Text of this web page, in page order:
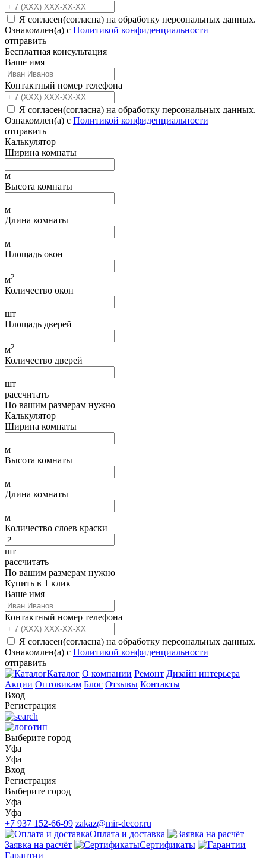
Я согласен(согласна) на обработку персональных данных.
Ознакомлен(а) с Политикой конфиденциальности
отправить
Бесплатная консультация
Ваше имя
Контактный номер телефона
Я согласен(согласна) на обработку персональных данных.
Ознакомлен(а) с Политикой конфиденциальности
отправить
Калькулятор
Ширина комнаты
м
Высота комнаты
м
Длина комнаты
м
Площадь окон
м2
Количество окон
шт
Площадь дверей
м2
Количество дверей
шт
рассчитать
По вашим размерам нужно
Калькулятор
Ширина комнаты
м
Высота комнаты
м
Длина комнаты
м
Количество слоев краски
шт
рассчитать
По вашим размерам нужно
Купить в 1 клик
Ваше имя
Контактный номер телефона
Я согласен(согласна) на обработку персональных данных.
Ознакомлен(а) с Политикой конфиденциальности
отправить
Каталог О компании Ремонт Дизайн интерьера
Акции Оптовикам Блог Отзывы Контакты
Вход
Регистрация
Выберите город
Уфа
Уфа
Вход
Регистрация
Выберите город
Уфа
Уфа
+7 937 152-66-99 zakaz@mir-decor.ru
Оплата и доставка
Заявка на расчёт
Сертификаты
Гарантии